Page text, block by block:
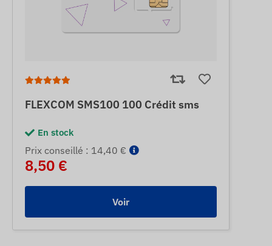
FLEXCOM SMS100 100 Crédit sms
En stock
Prix ​​conseillé : 14,40 €
8,50 €
Voir